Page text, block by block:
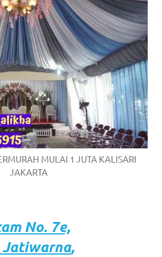
MULAI 1 JUTA KALISARI
JAKARTA
No. 7e,
Jatiwarna,